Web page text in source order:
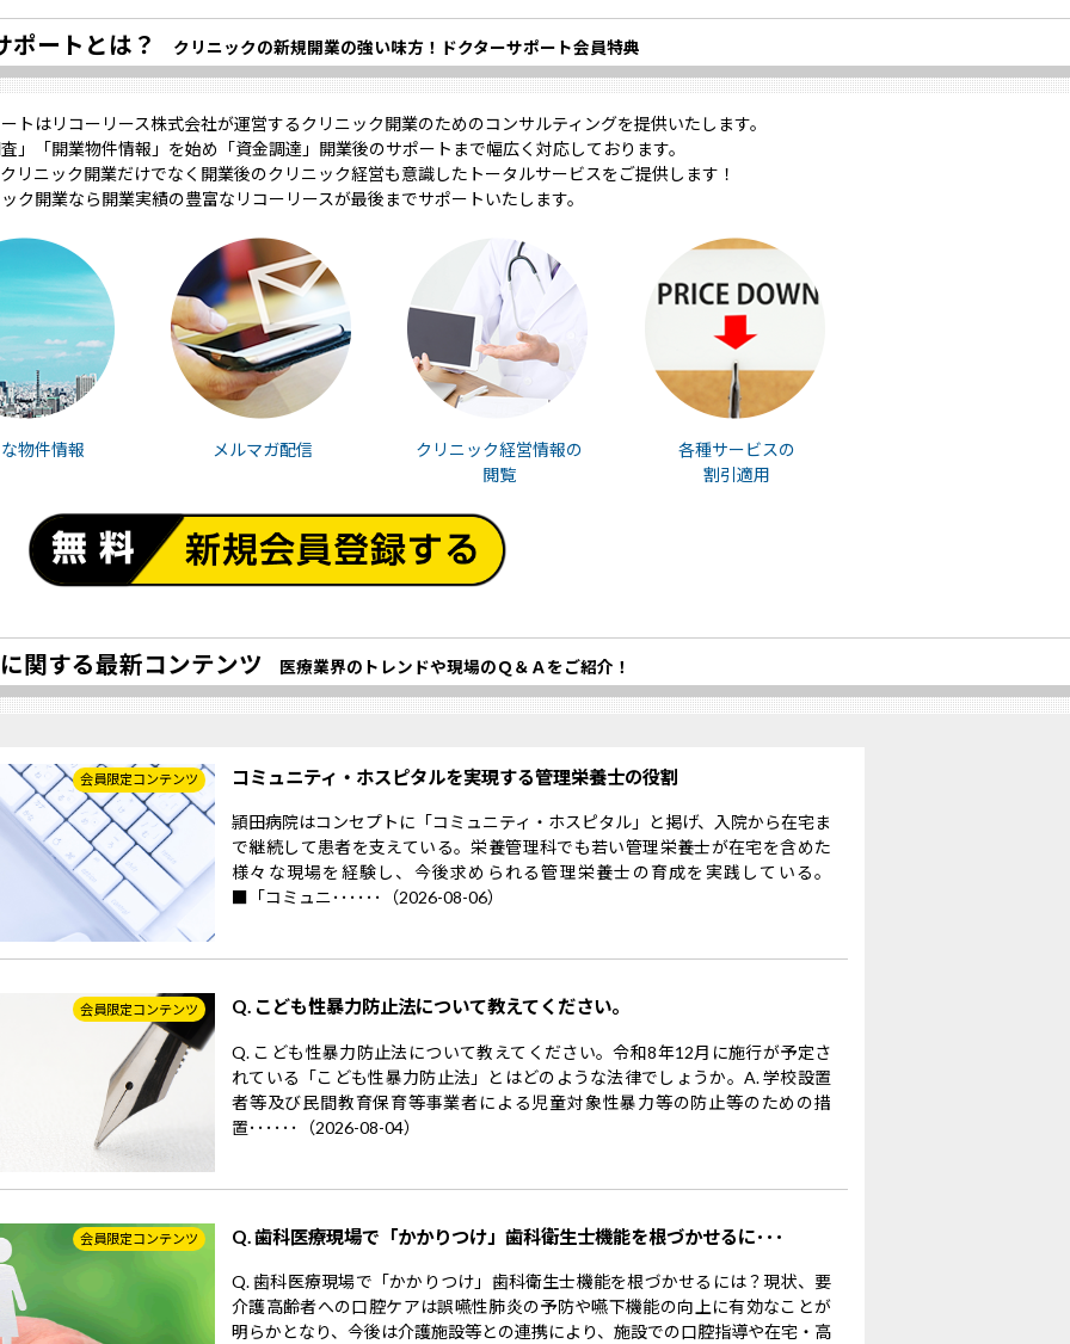
ポートとは？ クリニックの新規開業の強い味方！ドクターサポート会員特典
トはリコーリース株式会社が運営するクリニック開業のためのコンサルティングを提供いたします。
」「開業物件情報」を始め「資金調達」開業後のサポートまで幅広く対応しております。
リニック開業だけでなく開業後のクリニック経営も意識したトータルサービスをご提供します！
ク開業なら開業実績の豊富なリコーリースが最後までサポートいたします。
物件情報 メルマガ配信
クリニック経営情報の
閲覧
各種サービスの
割引適用
関する最新コンテンツ 医療業界のトレンドや現場のＱ＆Ａをご紹介！
会員限定コンテンツ コミュニティ・ホスピタルを実現する管理栄養士の役割
頴田病院はコンセプトに「コミュニティ・ホスピタル」と掲げ、入院から在宅ま
で継続して患者を支えている。栄養管理科でも若い管理栄養士が在宅を含めた
様々な現場を経験し、今後求められる管理栄養士の育成を実践している。
■「コミュニ･･････（2026-08-06）
会員限定コンテンツ Q. こども性暴力防止法について教えてください。
Q. こども性暴力防止法について教えてください。令和8年12月に施行が予定さ
れている「こども性暴力防止法」とはどのような法律でしょうか。A. 学校設置
者等及び民間教育保育等事業者による児童対象性暴力等の防止等のための措
置･･････（2026-08-04）
会員限定コンテンツ Q. 歯科医療現場で「かかりつけ」歯科衛生士機能を根づかせるに･･･
Q. 歯科医療現場で「かかりつけ」歯科衛生士機能を根づかせるには？現状、要
介護高齢者への口腔ケアは誤嚥性肺炎の予防や嚥下機能の向上に有効なことが
明らかとなり、今後は介護施設等との連携により、施設での口腔指導や在宅・高